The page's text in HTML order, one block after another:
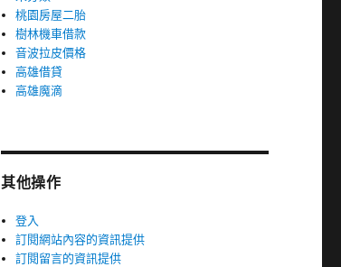
桃園房屋二胎
樹林機車借款
音波拉皮價格
高雄借貸
高雄魔滴
其他操作
登入
訂閱網站內容的資訊提供
訂閱留言的資訊提供